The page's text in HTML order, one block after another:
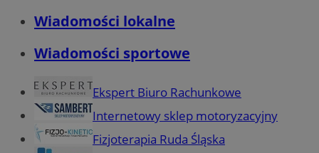
Wiadomości lokalne
Wiadomości sportowe
Ekspert Biuro Rachunkowe
Internetowy sklep motoryzacyjny
Fizjoterapia Ruda Śląska